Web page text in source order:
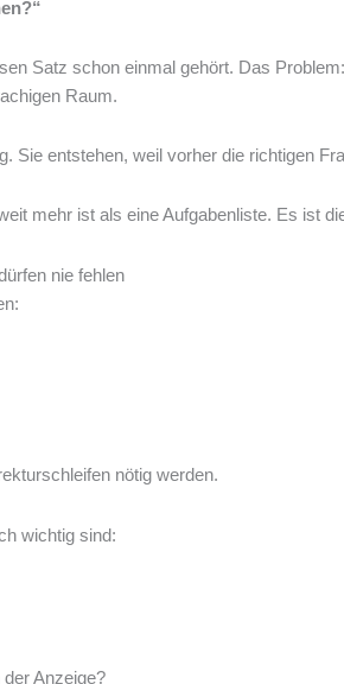
Satz schon einmal gehört. Das
Raum.
Sie entstehen, weil vorher die richtigen
mehr ist als eine Aufgabenliste. Es ist
nie fehlen
nötig werden.
wichtig sind:
Anzeige?